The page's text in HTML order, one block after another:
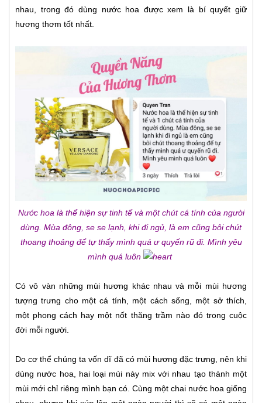
nhau, trong đó dùng nước hoa được xem là bí quyết giữ
hương thơm tốt nhất.
Nước hoa là thể hiện sự tinh tế và một chút cá tính của người
dùng. Mùa đông, se se lạnh, khi đi ngủ, là em cũng bôi chút
thoang thoảng để tự thấy mình quá ư quyến rũ đi. Mình yêu
mình quá luôn
Có vô vàn những mùi hương khác nhau và mỗi mùi hương
tượng trưng cho một cá tính, một cách sống, một sở thích,
một phong cách hay một nốt thăng trầm nào đó trong cuộc
đời mỗi người.
Do cơ thể chúng ta vốn dĩ đã có mùi hương đặc trưng, nên khi
dùng nước hoa, hai loại mùi này mix với nhau tạo thành một
mùi mới chỉ riêng mình bạn có. Cùng một chai nước hoa giống